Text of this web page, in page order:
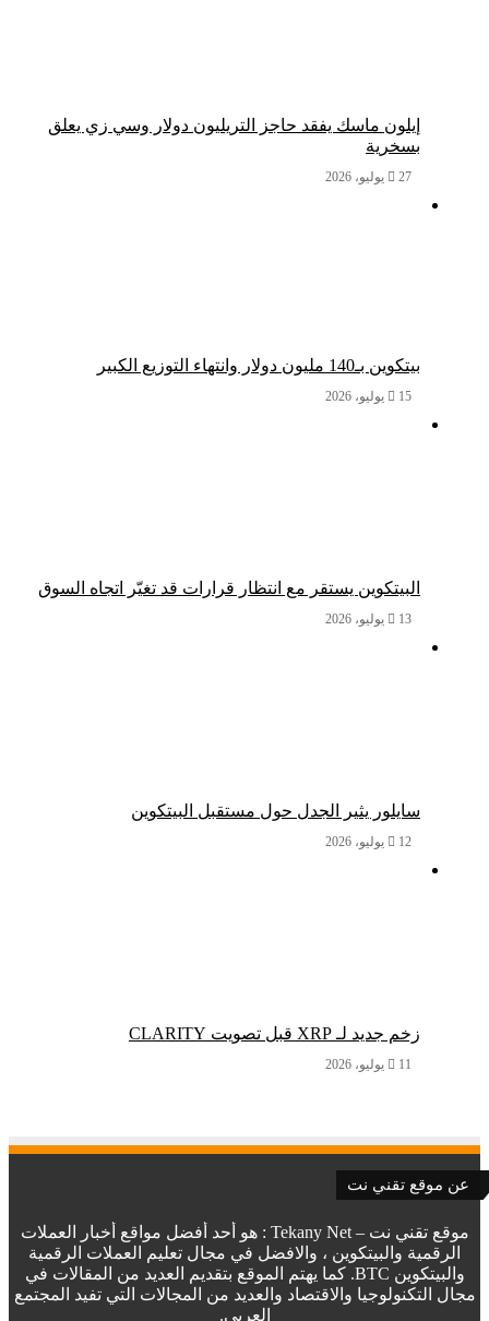
إيلون ماسك يفقد حاجز التريليون دولار وسي زي يعلق
بسخرية
27 يوليو، 2026
بيتكوين بـ140 مليون دولار وانتهاء التوزيع الكبير
15 يوليو، 2026
البيتكوين يستقر مع انتظار قرارات قد تغيّر اتجاه السوق
13 يوليو، 2026
سايلور يثير الجدل حول مستقبل البيتكوين
12 يوليو، 2026
زخم جديد لـ XRP قبل تصويت CLARITY
11 يوليو، 2026
عن موقع تقني نت
موقع تقني نت – Tekany Net : هو أحد أفضل مواقع أخبار العملات
الرقمية والبيتكوين ، والافضل في مجال تعليم العملات الرقمية
والبيتكوين BTC. كما يهتم الموقع بتقديم العديد من المقالات في
مجال التكنولوجيا والاقتصاد والعديد من المجالات التي تفيد المجتمع
العربي.